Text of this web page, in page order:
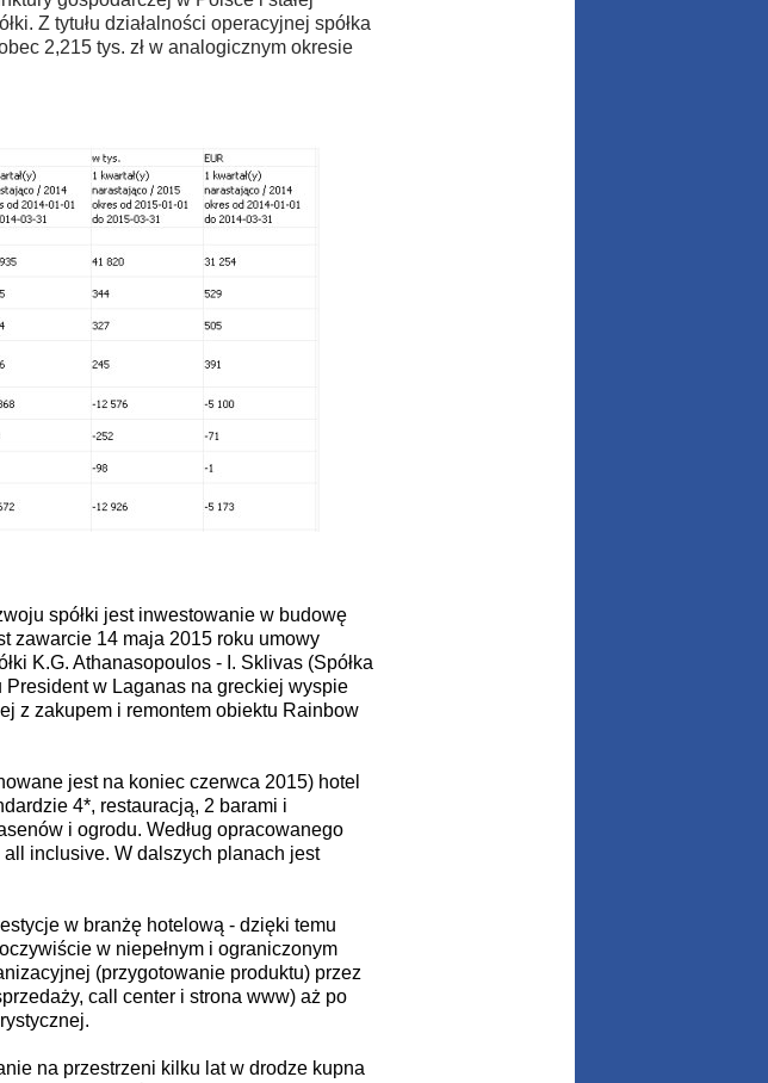
Z tytułu działalności operacyjnej spółka
2,215 tys. zł w analogicznym okresie
spółki jest inwestowanie w budowę
zawarcie 14 maja 2015 roku umowy
K.G. Athanasopoulos - I. Sklivas (Spółka
w Laganas na greckiej wyspie
z zakupem i remontem obiektu Rainbow
jest na koniec czerwca 2015) hotel
4*, restauracją, 2 barami i
i ogrodu. Według opracowanego
inclusive. W dalszych planach jest
w branżę hotelową - dzięki temu
w niepełnym i ograniczonym
(przygotowanie produktu) przez
call center i strona www) aż po
na przestrzeni kilku lat w drodze kupna